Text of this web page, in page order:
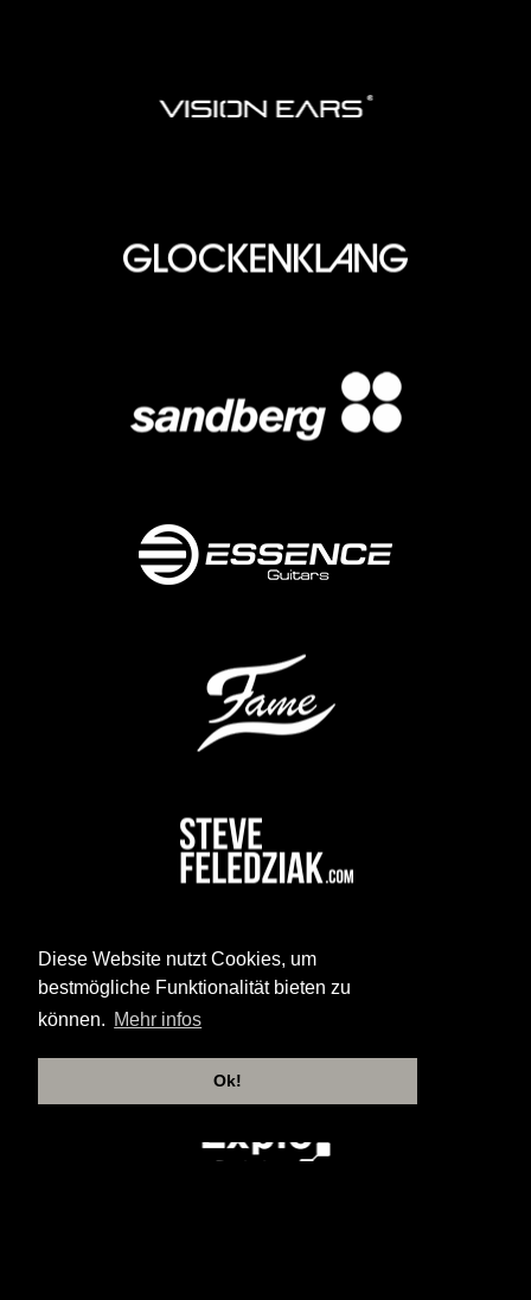
Diese Website nutzt Cookies, um
bestmögliche Funktionalität bieten zu
können. Mehr infos
Ok!